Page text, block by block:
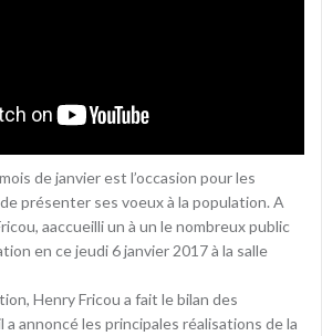
de janvier est l’occasion pour les
présenter ses voeux à la population. A
aaccueilli un à un le nombreux public
en ce jeudi 6 janvier 2017 à la salle
Henry Fricou a fait le bilan des
annoncé les principales réalisations de la